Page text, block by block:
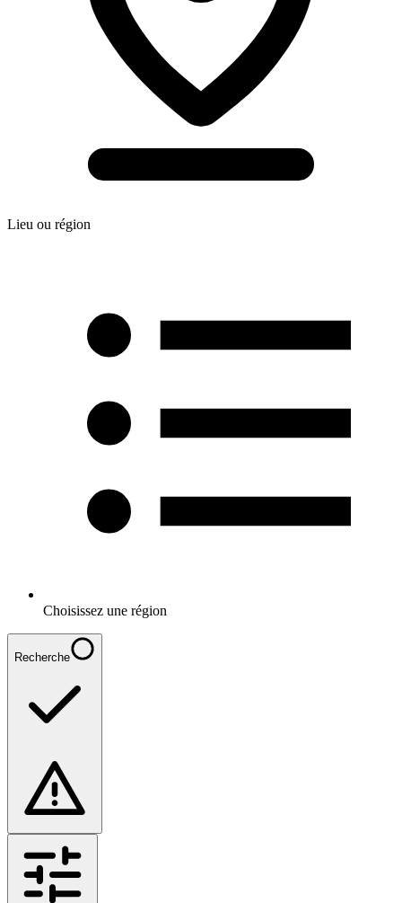
Lieu ou région
Choisissez une région
Recherche